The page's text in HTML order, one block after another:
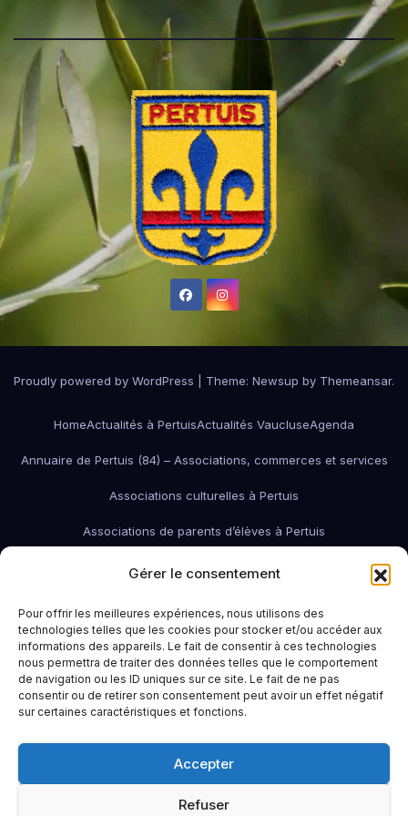
Gérer le consentement
Pour offrir les meilleures expériences, nous utilisons des
technologies telles que les cookies pour stocker et/ou accéder aux
informations des appareils. Le fait de consentir à ces technologies
nous permettra de traiter des données telles que le comportement
de navigation ou les ID uniques sur ce site. Le fait de ne pas
consentir ou de retirer son consentement peut avoir un effet négatif
sur certaines caractéristiques et fonctions.
Accepter
Refuser
Proudly powered by WordPress Theme: Newsup by Themeansar.
HomeActualités à PertuisActualités VaucluseAgenda
Annuaire de Pertuis (84) – Associations, commerces et services
Associations culturelles à Pertuis
Associations de parents d’élèves à Pertuis
Associations de quartier à Pertuis
associations économiques Pertuis
Associations humanitaires et sociales Associations patriotiques
Associations petite enfanceAssociations sportives de Pertuis
Bars à Pertuis: où sortir et boire un verreContactEmploi